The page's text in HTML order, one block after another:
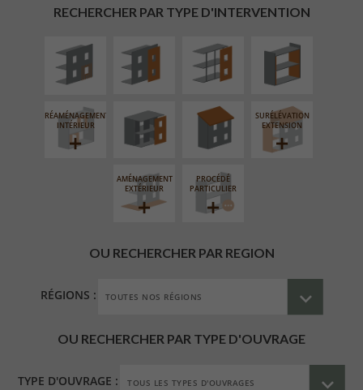
RECHERCHER PAR TYPE D'INTERVENTION
EXTÉRIEURE
LINÉAIRE
INTÉRIEURE
RÉAMÉNAGEMENT
INTÉRIEUR
FERMETURE
LOGGIAS
RÉFECTION DES
TOITURES
SURÉLÉVATION
EXTENSION
AMÉNAGEMENT
EXTÉRIEUR
PROCÉDÉ
PARTICULIER
OU RECHERCHER PAR REGION
RÉGIONS :
OU RECHERCHER PAR TYPE D'OUVRAGE
TYPE D'OUVRAGE :